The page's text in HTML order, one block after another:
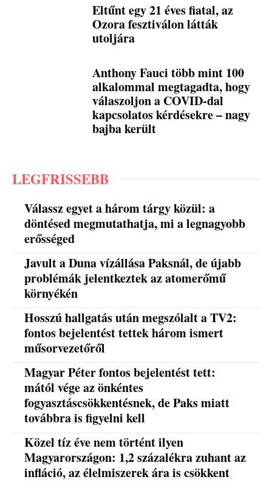
Eltűnt egy 21 éves fiatal, az
Ozora fesztiválon látták
utoljára
Anthony Fauci több mint 100
alkalommal megtagadta, hogy
válaszoljon a COVID-dal
kapcsolatos kérdésekre – nagy
bajba került
LEGFRISSEBB
Válassz egyet a három tárgy közül: a
döntésed megmutathatja, mi a legnagyobb
erősséged
Javult a Duna vízállása Paksnál, de újabb
problémák jelentkeztek az atomerőmű
környékén
Hosszú hallgatás után megszólalt a TV2:
fontos bejelentést tettek három ismert
műsorvezetőről
Magyar Péter fontos bejelentést tett:
mától vége az önkéntes
fogyasztáscsökkentésnek, de Paks miatt
továbbra is figyelni kell
Közel tíz éve nem történt ilyen
Magyarországon: 1,2 százalékra zuhant az
infláció, az élelmiszerek ára is csökkent